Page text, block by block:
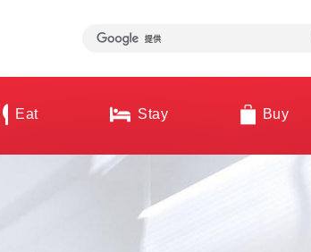
Eat Stay Buy